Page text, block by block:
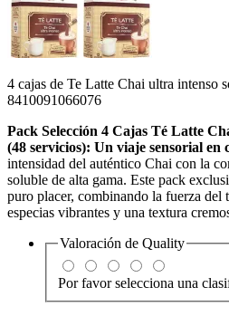
4 cajas de Te Latte Chai ultra intenso
8410091066076
Pack Selección 4 Cajas Té Latte
(48 servicios): Un viaje sensorial en
intensidad del auténtico Chai con la
soluble de alta gama. Este pack
puro placer, combinando la fuerza del
especias vibrantes y una textura
Valoración de Quality
Por favor selecciona una